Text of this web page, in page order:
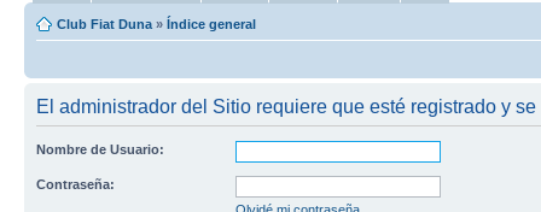
Club Fiat Duna » Índice general
El administrador del Sitio requiere que esté registrado y
Nombre de Usuario:
Contraseña: